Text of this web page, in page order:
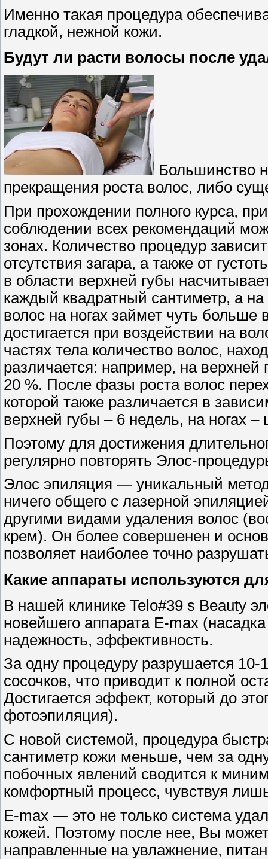
Именно такая процедура
гладкой, нежной кожи.
Будут ли расти волосы после
Большинство
прекращения роста волос, либо
При прохождении полного курса,
соблюдении всех рекомендаций
зонах. Количество процедур
отсутствия загара, а также от
в области верхней губы
каждый квадратный сантиметр, а на
волос на ногах займет чуть
достигается при воздействии на
частях тела количество волос,
различается: например, на верхней
20 %. После фазы роста волос
которой также различается в
верхней губы – 6 недель, на ногах
Поэтому для достижения
регулярно повторять Элос-
Элос эпиляция — уникальный
ничего общего с лазерной
другими видами удаления волос
крем). Он более совершенен и
позволяет наиболее точно
Какие аппараты используются
В нашей клинике Telo#39 s Beauty
новейшего аппарата E-max
надежность, эффективность.
За одну процедуру разрушается
сосочков, что приводит к полной
Достигается эффект, который до
фотоэпиляция).
С новой системой, процедура
сантиметр кожи меньше, чем за
побочных явлений сводится к
комфортный процесс, чувствуя
E-max — это не только система
кожей. Поэтому после нее, Вы
направленные на увлажнение,